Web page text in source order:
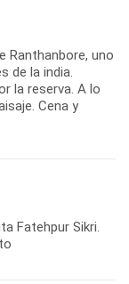
Ranthanbore, uno
de la india.
la reserva. A lo
Cena y
Fatehpur Sikri.